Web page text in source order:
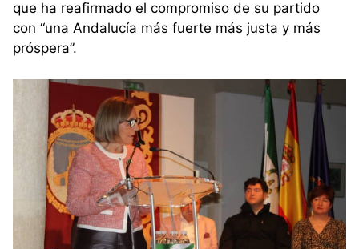
que ha reafirmado el compromiso de su partido
con “una Andalucía más fuerte más justa y más
próspera”.